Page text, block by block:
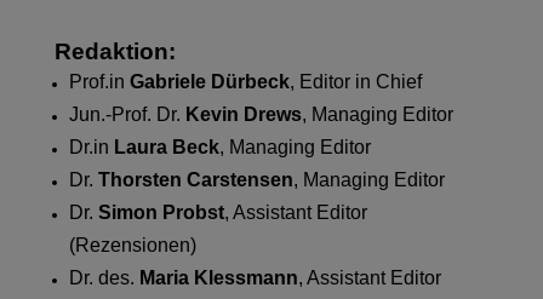
Redaktion:
Prof.in Gabriele Dürbeck, Editor in Chief
Jun.-Prof. Dr. Kevin Drews, Managing Editor
Dr.in Laura Beck, Managing Editor
Dr. Thorsten Carstensen, Managing Editor
Dr. Simon Probst, Assistant Editor
(Rezensionen)
Dr. des. Maria Klessmann, Assistant Editor